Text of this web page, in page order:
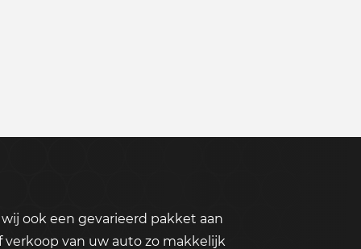
ook een gevarieerd pakket aan
verkoop van uw auto zo makkelijk